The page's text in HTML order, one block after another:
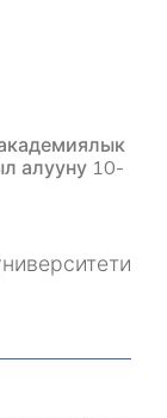
алууну 10-